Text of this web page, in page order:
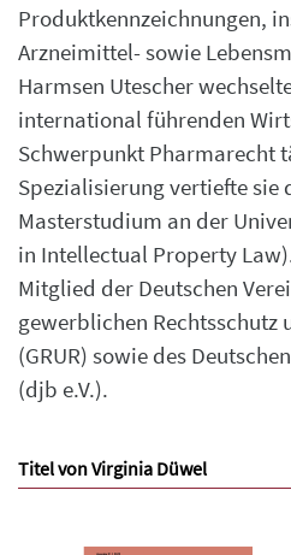
Produktkennzeichnungen,
Arzneimittel- sowie
Harmsen Utescher
international führenden
Schwerpunkt Pharmarecht
Spezialisierung vertiefte sie
Masterstudium an der
in Intellectual Property
Mitglied der Deutschen
gewerblichen Rechtsschutz
(GRUR) sowie des
(djb e.V.).
Titel von Virginia Düwel